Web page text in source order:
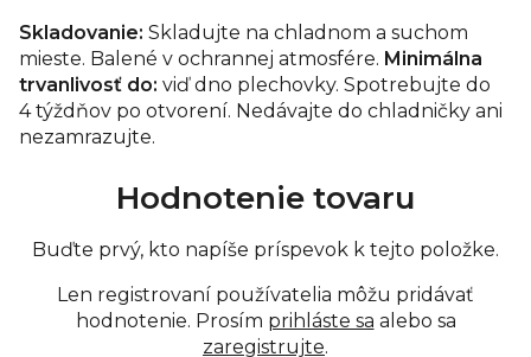
Skladovanie: Skladujte na chladnom a suchom
mieste. Balené v ochrannej atmosfére. Minimálna
trvanlivosť do: viď dno plechovky. Spotrebujte do
4 týždňov po otvorení. Nedávajte do chladničky ani
nezamrazujte.
Hodnotenie tovaru
Buďte prvý, kto napíše príspevok k tejto položke.
Len registrovaní používatelia môžu pridávať
hodnotenie. Prosím prihláste sa alebo sa
zaregistrujte.